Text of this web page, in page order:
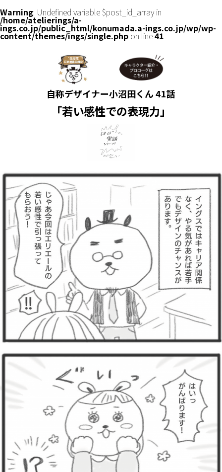
Warning: Undefined variable $post_id_array in
/home/atelierings/a-
ings.co.jp/public_html/konumada.a-ings.co.jp/wp/wp-
content/themes/ings/single.php on line41
自称デザイナー小沼田くん 41話
「若い感性での表現力」